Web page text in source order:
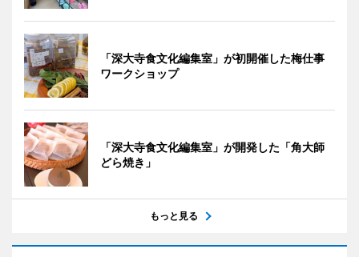
「深大寺食文化編集室」が初開催した梅仕事
ワークショップ
「深大寺食文化編集室」が開発した「角大師
どら焼き」
もっと見る